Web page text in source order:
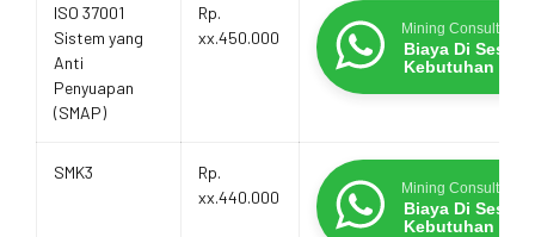
ISO 37001
Sistem yang
Anti
Penyuapan
(SMAP)
Rp.
xx.450.000
Mining Consultants
Biaya Di
Kebutuhan
SMK3
Rp.
xx.440.000
Mining Consultants
Biaya Di
Kebutuhan